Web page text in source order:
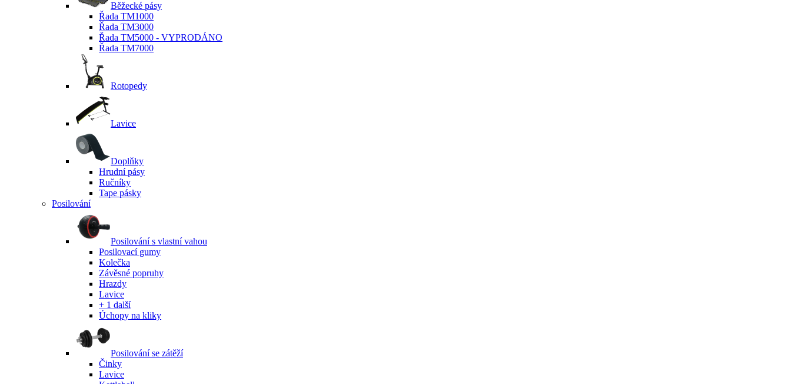
Běžecké pásy
Řada TM1000
Řada TM3000
Řada TM5000 - VYPRODÁNO
Řada TM7000
Rotopedy
Lavice
Doplňky
Hrudní pásy
Ručníky
Tape pásky
Posilování
Posilování s vlastní vahou
Posilovací gumy
Kolečka
Závěsné popruhy
Hrazdy
Lavice
+ 1 další
Úchopy na kliky
Posilování se zátěží
Činky
Lavice